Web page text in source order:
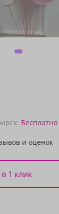
Бесплатно
и оценок
1 клик